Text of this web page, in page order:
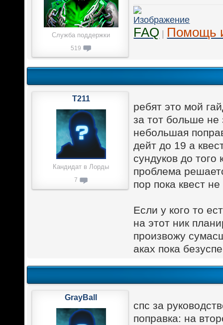
FAQ | Помощь
Служба поддержки
519
ребят это мой
за тот больше не
небольшая
дейт до 19 а
сундуков до того
проблема
пор пока квест
Если у кого то
на этот ник
произвожу
аках пока
T211
Кандидат в Лорды
7
спс за
поправка: на
GrayBall